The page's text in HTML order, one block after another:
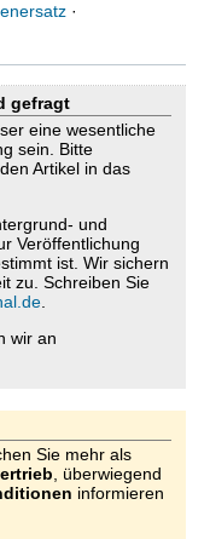
·
gefragt
eine wesentliche
sein. Bitte
Artikel in das
und
Veröffentlichung
ist. Wir sichern
zu. Schreiben Sie
wir an
Sie mehr als
, überwiegend
informieren